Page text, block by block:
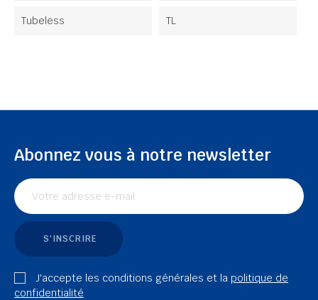
Tubeless TL
Abonnez vous à notre newsletter
S'INSCRIRE
J'accepte les conditions générales et la politique de
confidentialité